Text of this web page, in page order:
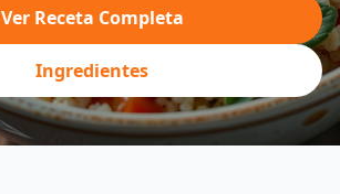
Ver Receta Completa
Ingredientes